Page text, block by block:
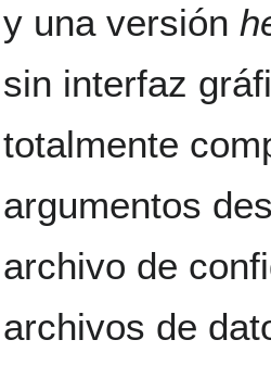
y una versión
sin interfaz
totalmente
argumentos
archivo de
archivos de